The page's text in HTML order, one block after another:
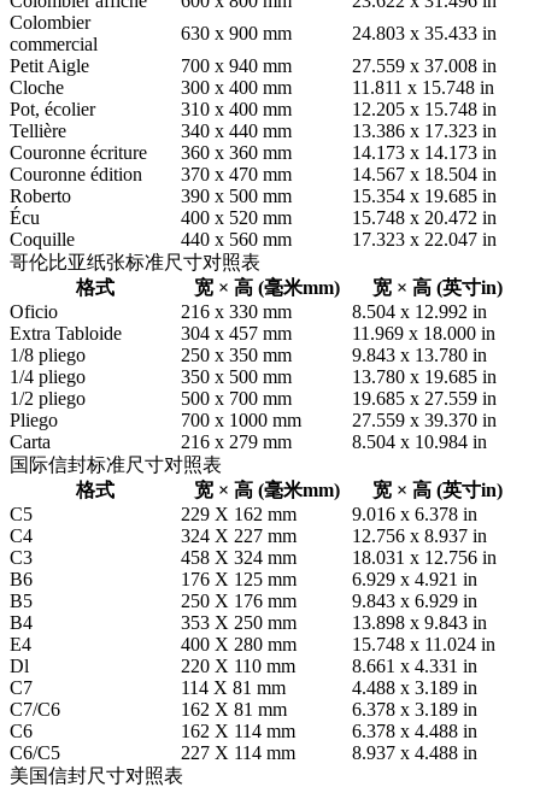
Colombier
commercial
630 x 900 mm
24.803 x 35.433 in
Petit Aigle
700 x 940 mm
27.559 x 37.008 in
Cloche
300 x 400 mm
11.811 x 15.748 in
Pot, écolier
310 x 400 mm
12.205 x 15.748 in
Tellière
340 x 440 mm
13.386 x 17.323 in
Couronne écriture
360 x 360 mm
14.173 x 14.173 in
Couronne édition
370 x 470 mm
14.567 x 18.504 in
Roberto
390 x 500 mm
15.354 x 19.685 in
Écu
400 x 520 mm
15.748 x 20.472 in
Coquille
440 x 560 mm
17.323 x 22.047 in
哥伦比亚纸张标准尺寸对照表
格式
宽 × 高 (毫米mm)
宽 × 高 (英寸in)
Oficio
216 x 330 mm
8.504 x 12.992 in
Extra Tabloide
304 x 457 mm
11.969 x 18.000 in
1/8 pliego
250 x 350 mm
9.843 x 13.780 in
1/4 pliego
350 x 500 mm
13.780 x 19.685 in
1/2 pliego
500 x 700 mm
19.685 x 27.559 in
Pliego
700 x 1000 mm
27.559 x 39.370 in
Carta
216 x 279 mm
8.504 x 10.984 in
国际信封标准尺寸对照表
格式
宽 × 高 (毫米mm)
宽 × 高 (英寸in)
C5
229 X 162 mm
9.016 x 6.378 in
C4
324 X 227 mm
12.756 x 8.937 in
C3
458 X 324 mm
18.031 x 12.756 in
B6
176 X 125 mm
6.929 x 4.921 in
B5
250 X 176 mm
9.843 x 6.929 in
B4
353 X 250 mm
13.898 x 9.843 in
E4
400 X 280 mm
15.748 x 11.024 in
Dl
220 X 110 mm
8.661 x 4.331 in
C7
114 X 81 mm
4.488 x 3.189 in
C7/C6
162 X 81 mm
6.378 x 3.189 in
C6
162 X 114 mm
6.378 x 4.488 in
C6/C5
227 X 114 mm
8.937 x 4.488 in
美国信封尺寸对照表